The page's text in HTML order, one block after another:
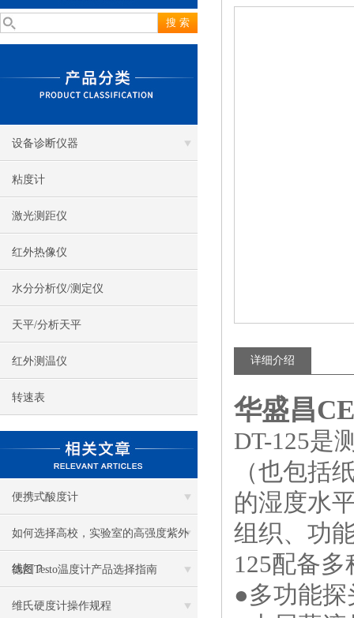
设备诊断仪器
粘度计
激光测距仪
红外热像仪
水分分析仪/测定仪
天平/分析天平
红外测温仪
转速表
便携式酸度计
如何选择高校，实验室的高强度紫外
线灯？
德图Testo温度计产品选择指南
维氏硬度计操作规程
详细介绍
华盛昌
DT-125是
（也包括
的湿度水
组织、功
125配备
●多功能